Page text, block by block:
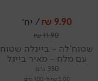
9.90
₪/ יח׳
11.90
₪
שטוח'לה - בייגלה שטוח
עם מלח - מאיר בייגל
330 גרם
3.00 ₪ ל-100 גרם